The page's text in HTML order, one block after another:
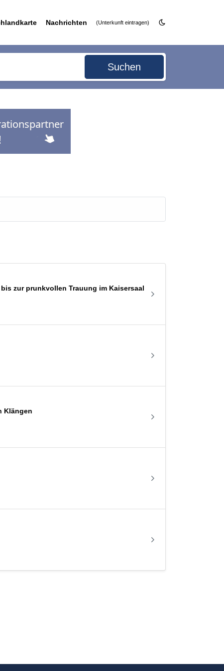
Nachrichten (Unterkunft eintragen)
Suchen
zur prunkvollen Trauung im Kaisersaal
Klängen